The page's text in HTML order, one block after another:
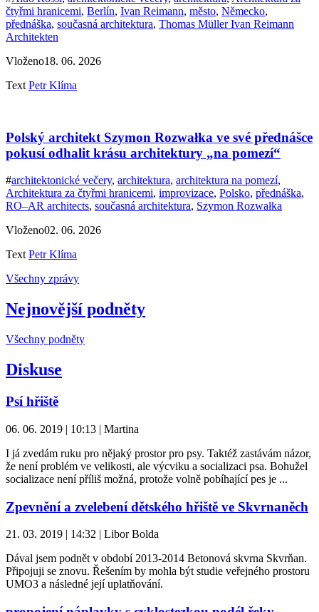
čtyřmi hranicemi, Berlín, Ivan Reimann, město, Německo,
přednáška, současná architektura, Thomas Müller Ivan Reimann
Architekten
Vloženo18. 06. 2026
Text Petr Klíma
Polský architekt Szymon Rozwałka ve své přednášce
pokusí odhalit krásu architektury „na pomezí“
#architektonické večery, architektura, architektura na pomezí,
Architektura za čtyřmi hranicemi, improvizace, Polsko, přednáška,
RO–AR architects, současná architektura, Szymon Rozwałka
Vloženo02. 06. 2026
Text Petr Klíma
Všechny zprávy
Nejnovější podněty
Všechny podněty
Diskuse
Psí hřiště
06. 06. 2019 | 10:13 | Martina
I já zvedám ruku pro nějaký prostor pro psy. Taktéž zastávám názor,
že není problém ve velikosti, ale výcviku a socializaci psa. Bohužel
socializace není příliš možná, protože volně pobíhající pes je ...
Zpevnění a zvelebení dětského hřiště ve Skvrnaněch
21. 03. 2019 | 14:32 | Libor Bolda
Dával jsem podnět v období 2013-2014 Betonová skvrna Skvrňan.
Připojuji se znovu. Řešením by mohla být studie veřejného prostoru
UMO3 a následné její uplatňování.